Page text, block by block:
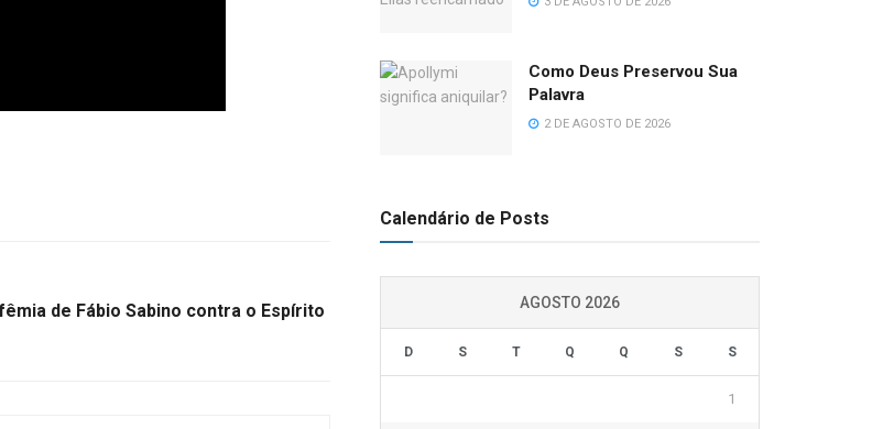
de Fábio Sabino contra o Espírito
Como Deus Preservou Sua
Palavra
2 DE AGOSTO DE 2026
Calendário de Posts
AGOSTO 2026
D S T Q Q S S
1